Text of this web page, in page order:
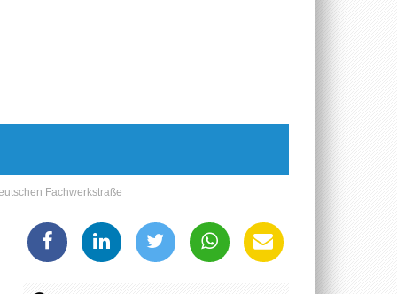
Fachwerkstraße